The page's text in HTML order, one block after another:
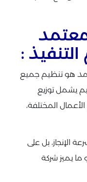
:
هو تنظيم جميع
يشمل توزيع
المختلفة،
الإنجاز، بل على
يميز شركة